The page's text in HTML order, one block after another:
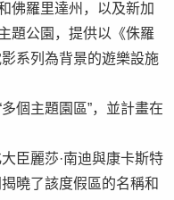
佛羅里達州，以及新加
題公園，提供以《侏羅
系列為背景的遊樂設施
個主題園區”，並計畫在
臣麗莎·南迪與康卡斯特
曉了該度假區的名稱和